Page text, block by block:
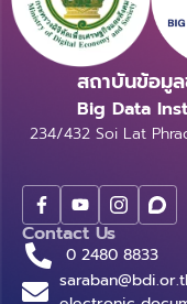
สถาบันข้อมู
Big Data
234/432 Soi Lat
Contact Us
0 2480 8833